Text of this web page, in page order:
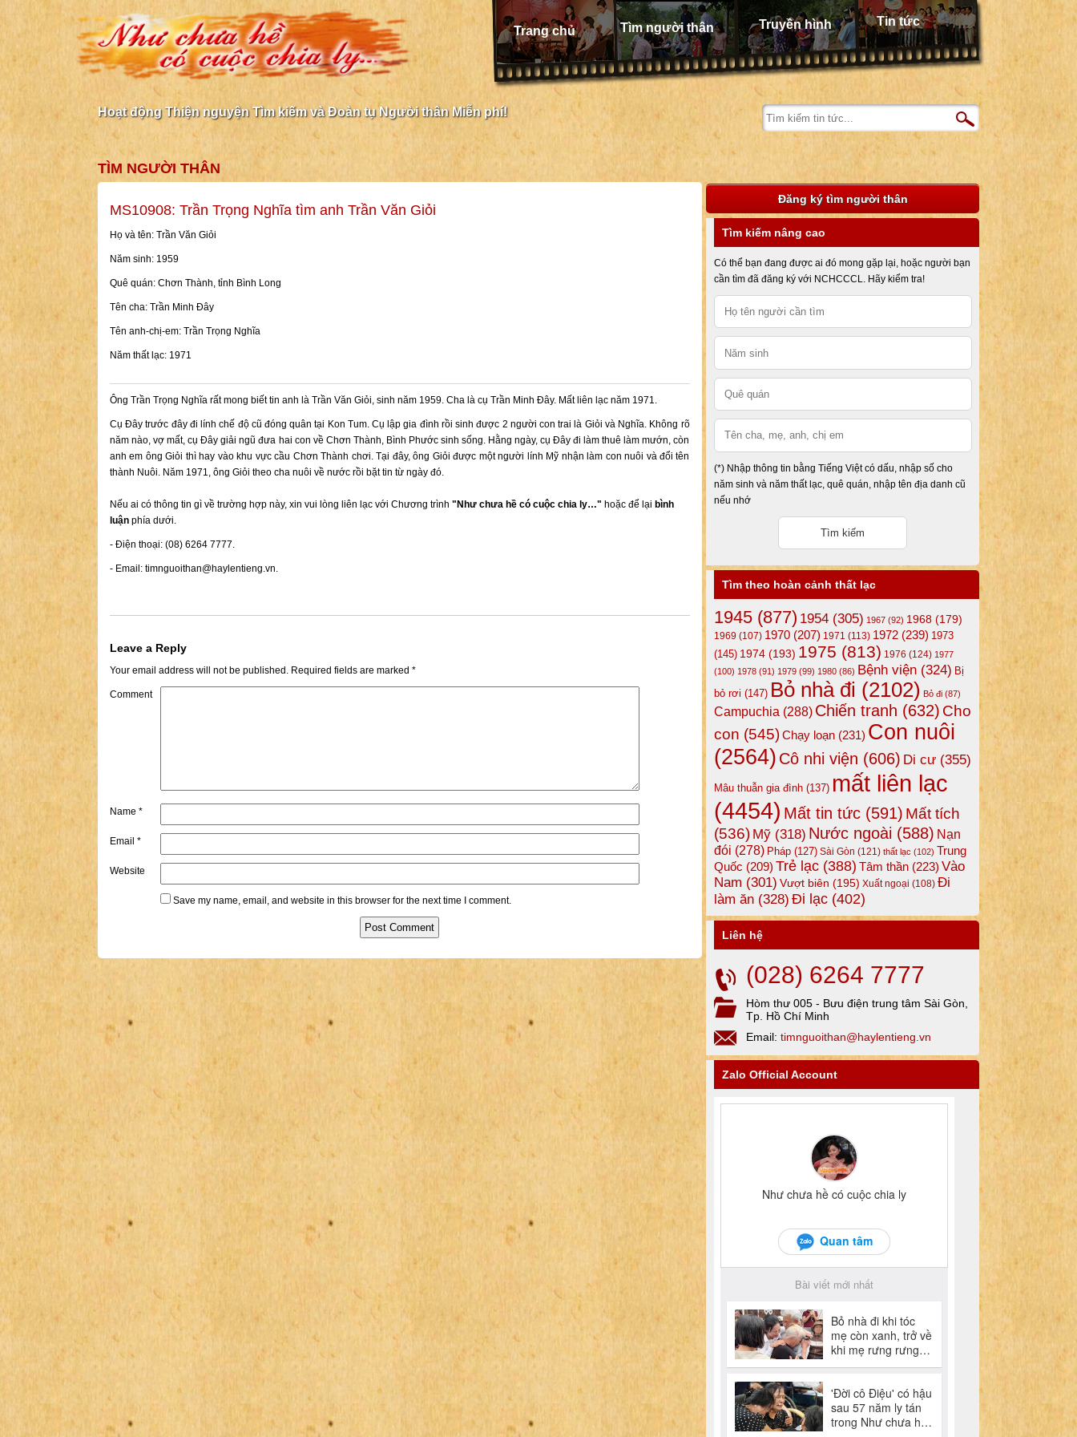
Trang chủ Tìm người thân Truyền hình Tin tức
Hoạt động Thiện nguyện Tìm kiếm và Đoàn tụ Người thân Miễn phí!
TÌM NGƯỜI THÂN
MS10908: Trần Trọng Nghĩa tìm anh Trần Văn Giỏi
Họ và tên: Trần Văn Giỏi
Năm sinh: 1959
Quê quán: Chơn Thành, tỉnh Bình Long
Tên cha: Trần Minh Đây
Tên anh-chị-em: Trần Trọng Nghĩa
Năm thất lạc: 1971
Ông Trần Trọng Nghĩa rất mong biết tin anh là Trần Văn Giỏi, sinh năm 1959. Cha là cụ Trần Minh Đây. Mất liên lạc năm 1971.
Cụ Đây trước đây đi lính chế độ cũ đóng quân tại Kon Tum. Cụ lập gia đình rồi sinh được 2 người con trai là Giỏi và Nghĩa. Không rõ
năm nào, vợ mất, cụ Đây giải ngũ đưa hai con về Chơn Thành, Bình Phước sinh sống. Hằng ngày, cụ Đây đi làm thuê làm mướn, còn
anh em ông Giỏi thì hay vào khu vực cầu Chơn Thành chơi. Tại đây, ông Giỏi được một người lính Mỹ nhận làm con nuôi và đổi tên
thành Nuôi. Năm 1971, ông Giỏi theo cha nuôi về nước rồi bặt tin từ ngày đó.
Nếu ai có thông tin gì về trường hợp này, xin vui lòng liên lạc với Chương trình "Như chưa hề có cuộc chia ly…" hoặc để lại bình
luận phía dưới.
- Điện thoại: (08) 6264 7777.
- Email: timnguoithan@haylentieng.vn.
Leave a Reply
Your email address will not be published. Required fields are marked *
Comment
Name *
Email *
Website
Save my name, email, and website in this browser for the next time I comment.
Đăng ký tìm người thân
Tìm kiếm nâng cao
Có thể bạn đang được ai đó mong gặp lại, hoặc người bạn
cần tìm đã đăng ký với NCHCCCL. Hãy kiểm tra!
(*) Nhập thông tin bằng Tiếng Việt có dấu, nhập số cho
năm sinh và năm thất lạc, quê quán, nhập tên địa danh cũ
nếu nhớ
Tìm theo hoàn cảnh thất lạc
1945 (877) 1954 (305) 1967 (92) 1968 (179)
1969 (107) 1970 (207) 1971 (113) 1972 (239) 1973
(145) 1974 (193) 1975 (813) 1976 (124) 1977
(100) 1978 (91) 1979 (99) 1980 (86) Bệnh viện (324) Bị
bỏ rơi (147) Bỏ nhà đi (2102) Bỏ đi (87)
Campuchia (288) Chiến tranh (632) Cho
con (545)Chạy loạn (231) Con nuôi
(2564) Cô nhi viện (606) Di cư (355)
Mâu thuẫn gia đình (137) mất liên lạc
(4454) Mất tin tức (591) Mất tích
(536) Mỹ (318) Nước ngoài (588) Nạn
đói (278) Pháp (127) Sài Gòn (121) thất lạc (102) Trung
Quốc (209) Trẻ lạc (388) Tâm thần (223) Vào
Nam (301) Vượt biên (195) Xuất ngoại (108) Đi
làm ăn (328) Đi lạc (402)
Liên hệ
(028) 6264 7777
Hòm thư 005 - Bưu điện trung tâm Sài Gòn,
Tp. Hồ Chí Minh
Email: timnguoithan@haylentieng.vn
Zalo Official Account